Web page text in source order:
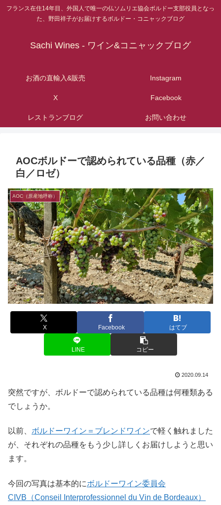
フランス在住14年目、外国人で唯一の仏ソムリエ協会ボルドー支部役員となっ
た、野田祥子がお届けするボルドー・コニャックブログ
Sachi Wines - ワイン&コニャックブログ
お酒の直輸入&販売 Instagram
X Facebook
レストランブログ お問い合わせ
AOCボルドーで認められている品種（赤／
白／ロゼ）
AOC（原産地呼称）
X Facebook はてブ
LINE コピー
2020.09.14
突然ですが、ボルドーで認められている品種は何種類ある
でしょうか。
以前、 ボルドーワイン＝ブレンドワインで軽く触れました
が、それぞれの品種をもう少し詳しくお届けしようと思い
ます。
今回の写真は基本的にボルドーワイン委員会
CIVB（Conseil Interprofessionnel du Vin de Bordeaux）